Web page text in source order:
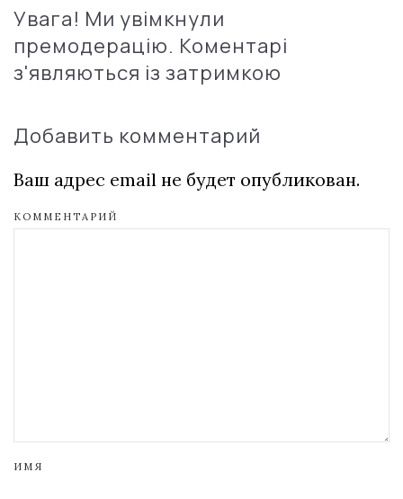
Увага! Ми увімкнули
премодерацію. Коментарі
з'являються із затримкою
Добавить комментарий
Ваш адрес email не будет опубликован.
КОММЕНТАРИЙ
ИМЯ